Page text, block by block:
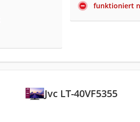
funktioniert
Jvc LT-40VF5355